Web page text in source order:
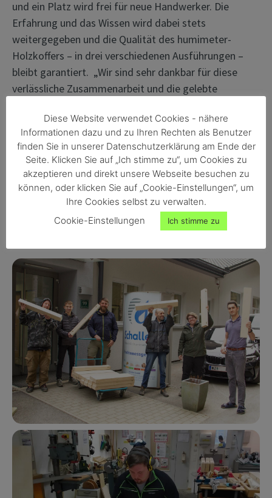
und ein Platz wird frei für neue Handwerker. Die
Erfahrung und das Wissen wird dabei stets
weitergegeben und die Qualität des humimeter-
Holzkoffers – in drei verschiedenen Ausführungen –
bleibt garantiert. „Wir sind sehr dankbar für diese
verlässliche Zusammenarbeit und die gelebte
Geschäftsführer Florian Postl. Wir freuen uns auf viele
weitere Jahre der Kooperation!
Diese Website verwendet Cookies - nähere
Informationen dazu und zu Ihren Rechten als Benutzer
finden Sie in unserer Datenschutzerklärung am Ende der
Seite. Klicken Sie auf „Ich stimme zu“, um Cookies zu
akzeptieren und direkt unsere Webseite besuchen zu
können, oder klicken Sie auf „Cookie-Einstellungen“, um
Ihre Cookies selbst zu verwalten.
Cookie-Einstellungen
Ich stimme zu